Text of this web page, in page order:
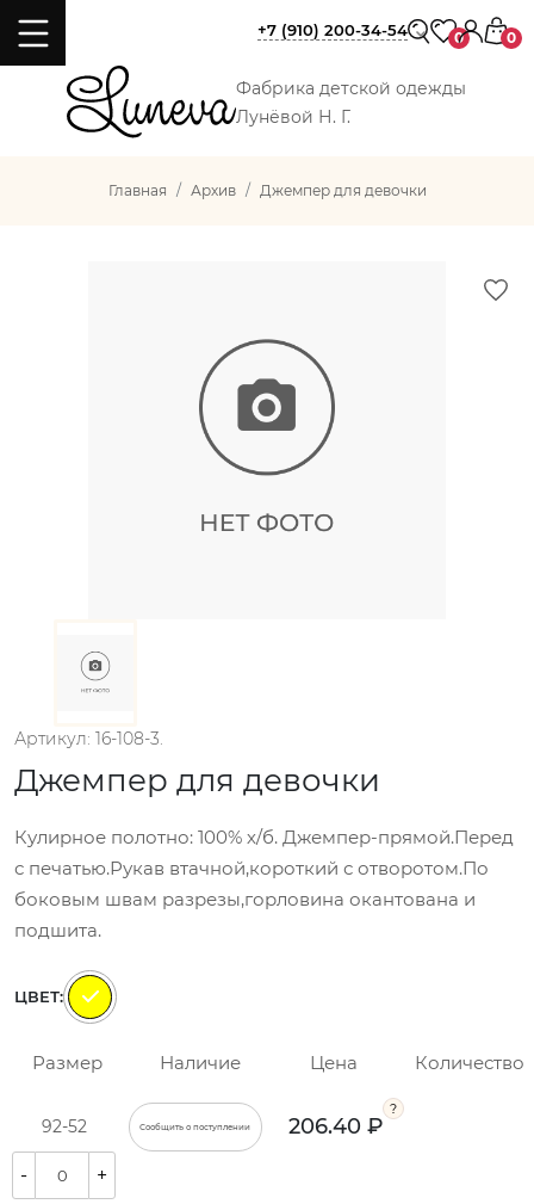
Фабрика детской одежды
Лунёвой Н. Г.
+7 (910) 200-34-54 0 0
Главная Архив Джемпер для девочки
Артикул: 16-108-3.
Джемпер для девочки
Кулирное полотно: 100% х/б. Джемпер-прямой.Перед
с печатью.Рукав втачной,короткий с отворотом.По
боковым швам разрезы,горловина окантована и
подшита.
ЦВЕТ:
Размер Наличие Цена Количество
92-52 Сообщить о поступлении 206.40 ₽
- +